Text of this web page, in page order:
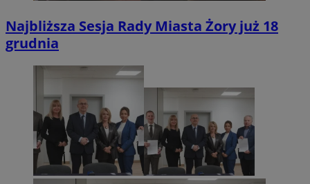
Najbliższa Sesja Rady Miasta Żory już 18
grudnia